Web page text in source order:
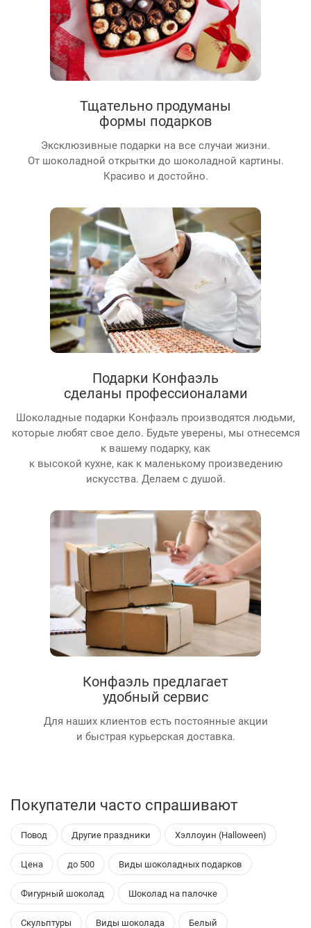
Тщательно продуманы
формы подарков
Эксклюзивные подарки на все случаи жизни.
От шоколадной открытки до шоколадной картины.
Красиво и достойно.
Подарки Конфаэль
сделаны профессионалами
Шоколадные подарки Конфаэль производятся людьми,
которые любят свое дело. Будьте уверены, мы отнесемся
к вашему подарку, как
к высокой кухне, как к маленькому произведению
искусства. Делаем с душой.
Конфаэль предлагает
удобный сервис
Для наших клиентов есть постоянные акции
и быстрая курьерская доставка.
Покупатели часто спрашивают
Повод Другие праздники Хэллоуин (Halloween)
Цена до 500 Виды шоколадных подарков
Фигурный шоколад Шоколад на палочке
Скульптуры Виды шоколада Белый